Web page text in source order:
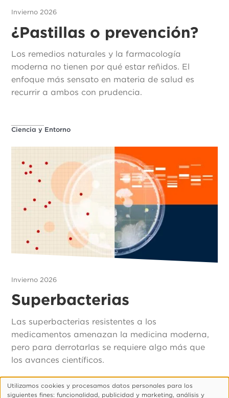
Invierno 2026
¿Pastillas o prevención?
Los remedios naturales y la farmacología
moderna no tienen por qué estar reñidos. El
enfoque más sensato en materia de salud es
recurrir a ambos con prudencia.
Ciencia y Entorno
Invierno 2026
Superbacterias
Las superbacterias resistentes a los
medicamentos amenazan la medicina moderna,
pero para derrotarlas se requiere algo más que
los avances científicos.
Uso
Utilizamos cookies y procesamos datos personales para los
siguientes fines: funcionalidad, publicidad y marketing, análisis y